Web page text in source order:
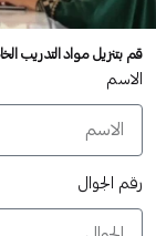
قم بتنزيل مواد التدريب
الاسم
رقم الجوال